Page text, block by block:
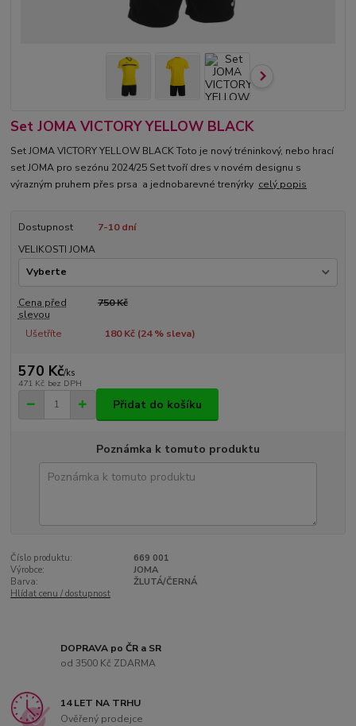
Set JOMA VICTORY YELLOW BLACK
Set JOMA VICTORY YELLOW BLACK Toto je nový tréninkový, nebo hrací
set JOMA pro sezónu 2024/25 Set tvoří dres v novém designu s
výrazným pruhem přes prsa a jednobarevné trenýrky celý popis
Dostupnost
7-10 dní
VELIKOSTI JOMA
Cena před
slevou
750 Kč
Ušetříte 180 Kč (24% sleva)
570 Kč/ks
471 Kč bez DPH
Přidat do košíku
Poznámka k tomuto produktu
Číslo produktu:
669 001
Výrobce:
JOMA
Barva:
ŽLUTÁ/ČERNÁ
Hlídat cenu / dostupnost
DOPRAVA po ČR a SR
od 3500 Kč ZDARMA
14 LET NA TRHU
Ověřený prodejce